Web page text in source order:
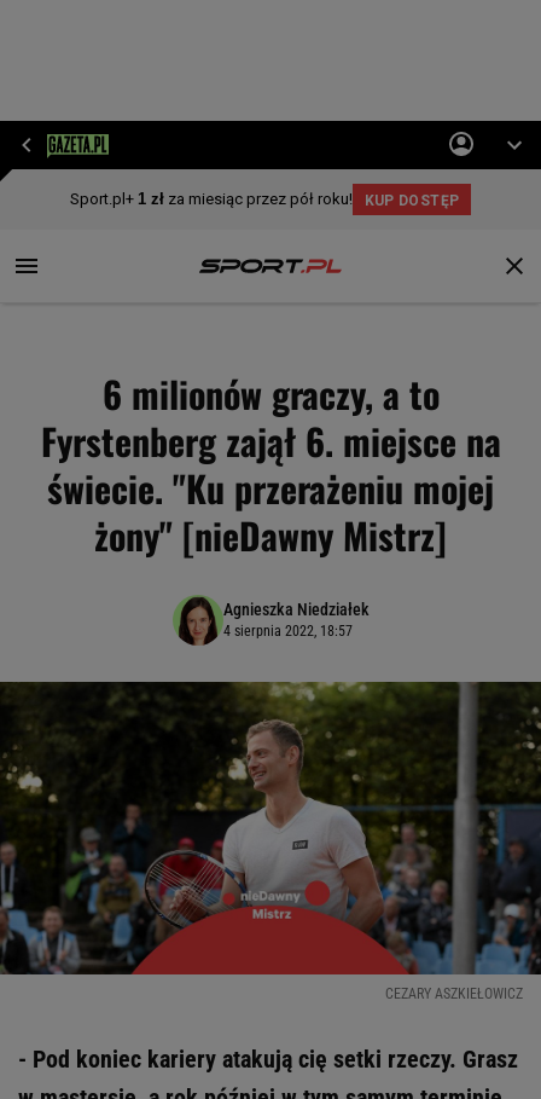
6 milionów graczy, a to
Fyrstenberg zajął 6. miejsce na
świecie. "Ku przerażeniu mojej
żony" [nieDawny Mistrz]
Agnieszka Niedziałek
4 sierpnia 2022, 18:57
CEZARY ASZKIEŁOWICZ
- Pod koniec kariery atakują cię setki rzeczy. Grasz